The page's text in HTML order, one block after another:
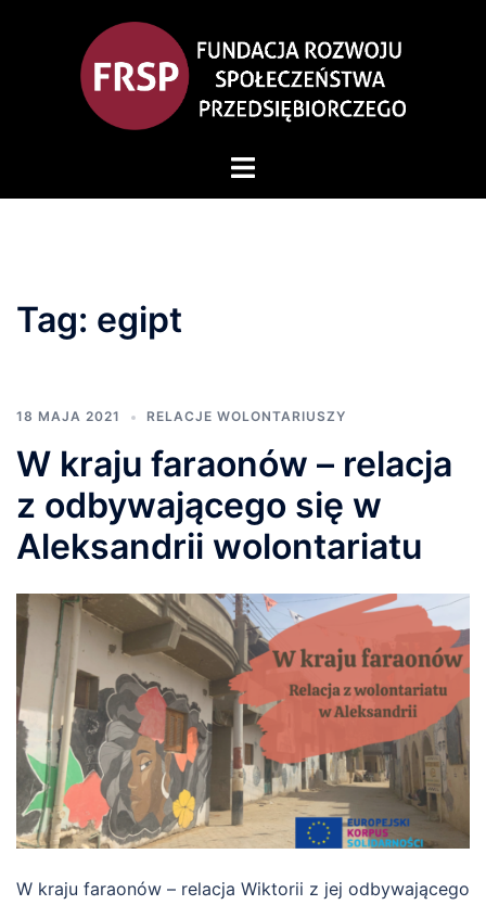
Przełącz
Tag: egipt
18 MAJA 2021 RELACJE WOLONTARIUSZY
W kraju faraonów – relacja
z odbywającego się w
Aleksandrii wolontariatu
W kraju faraonów – relacja Wiktorii z jej odbywającego